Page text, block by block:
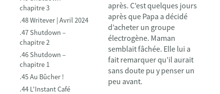
chapitre 3
.48 Writever | Avril 2024
.47 Shutdown –
chapitre 2
.46 Shutdown –
chapitre 1
.45 Au Bûcher !
.44 L'Instant Café
après. C’est quelques jours
après que Papa a décidé
d’acheter un groupe
électrogène. Maman
semblait fâchée. Elle lui a
fait remarquer qu’il aurait
sans doute pu y penser un
peu avant.